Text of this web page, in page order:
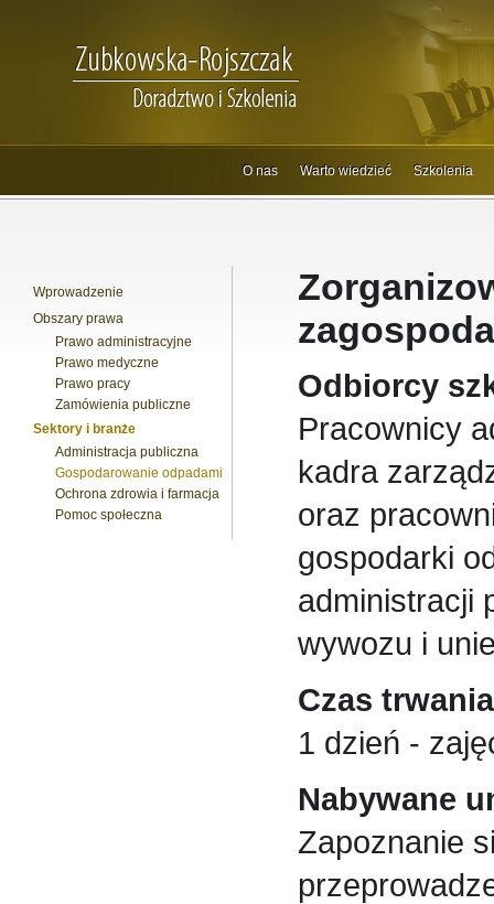
O nas Warto wiedzieć Szkolenia
Wprowadzenie
Obszary prawa
Prawo administracyjne
Prawo medyczne
Prawo pracy
Zamówienia publiczne
Sektory i branże
Administracja publiczna
Gospodarowanie odpadami
Ochrona zdrowia i farmacja
Pomoc społeczna
Odbiorcy
Pracownicy
kadra
oraz
gospodarki
administracji
wywozu i
Czas
1 dzień -
Nabywane
Zapoznanie